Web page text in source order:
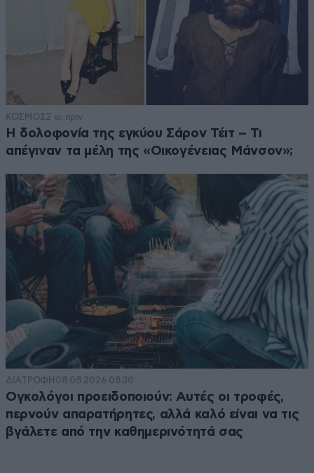
ΚΟΣΜΟΣ2 ω. πριν
Η δολοφονία της εγκύου Σάρον Τέιτ – Τι
απέγιναν τα μέλη της «Οικογένειας Μάνσον»;
ΔΙΑΤΡΟΦΗ 08·08·2026 08:30
Ογκολόγοι προειδοποιούν: Αυτές οι τροφές,
περνούν απαρατήρητες, αλλά καλό είναι να τις
βγάλετε από την καθημερινότητά σας